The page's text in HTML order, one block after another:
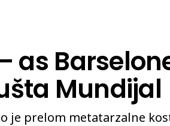
as
Mundijal
je prelom metatarzalne